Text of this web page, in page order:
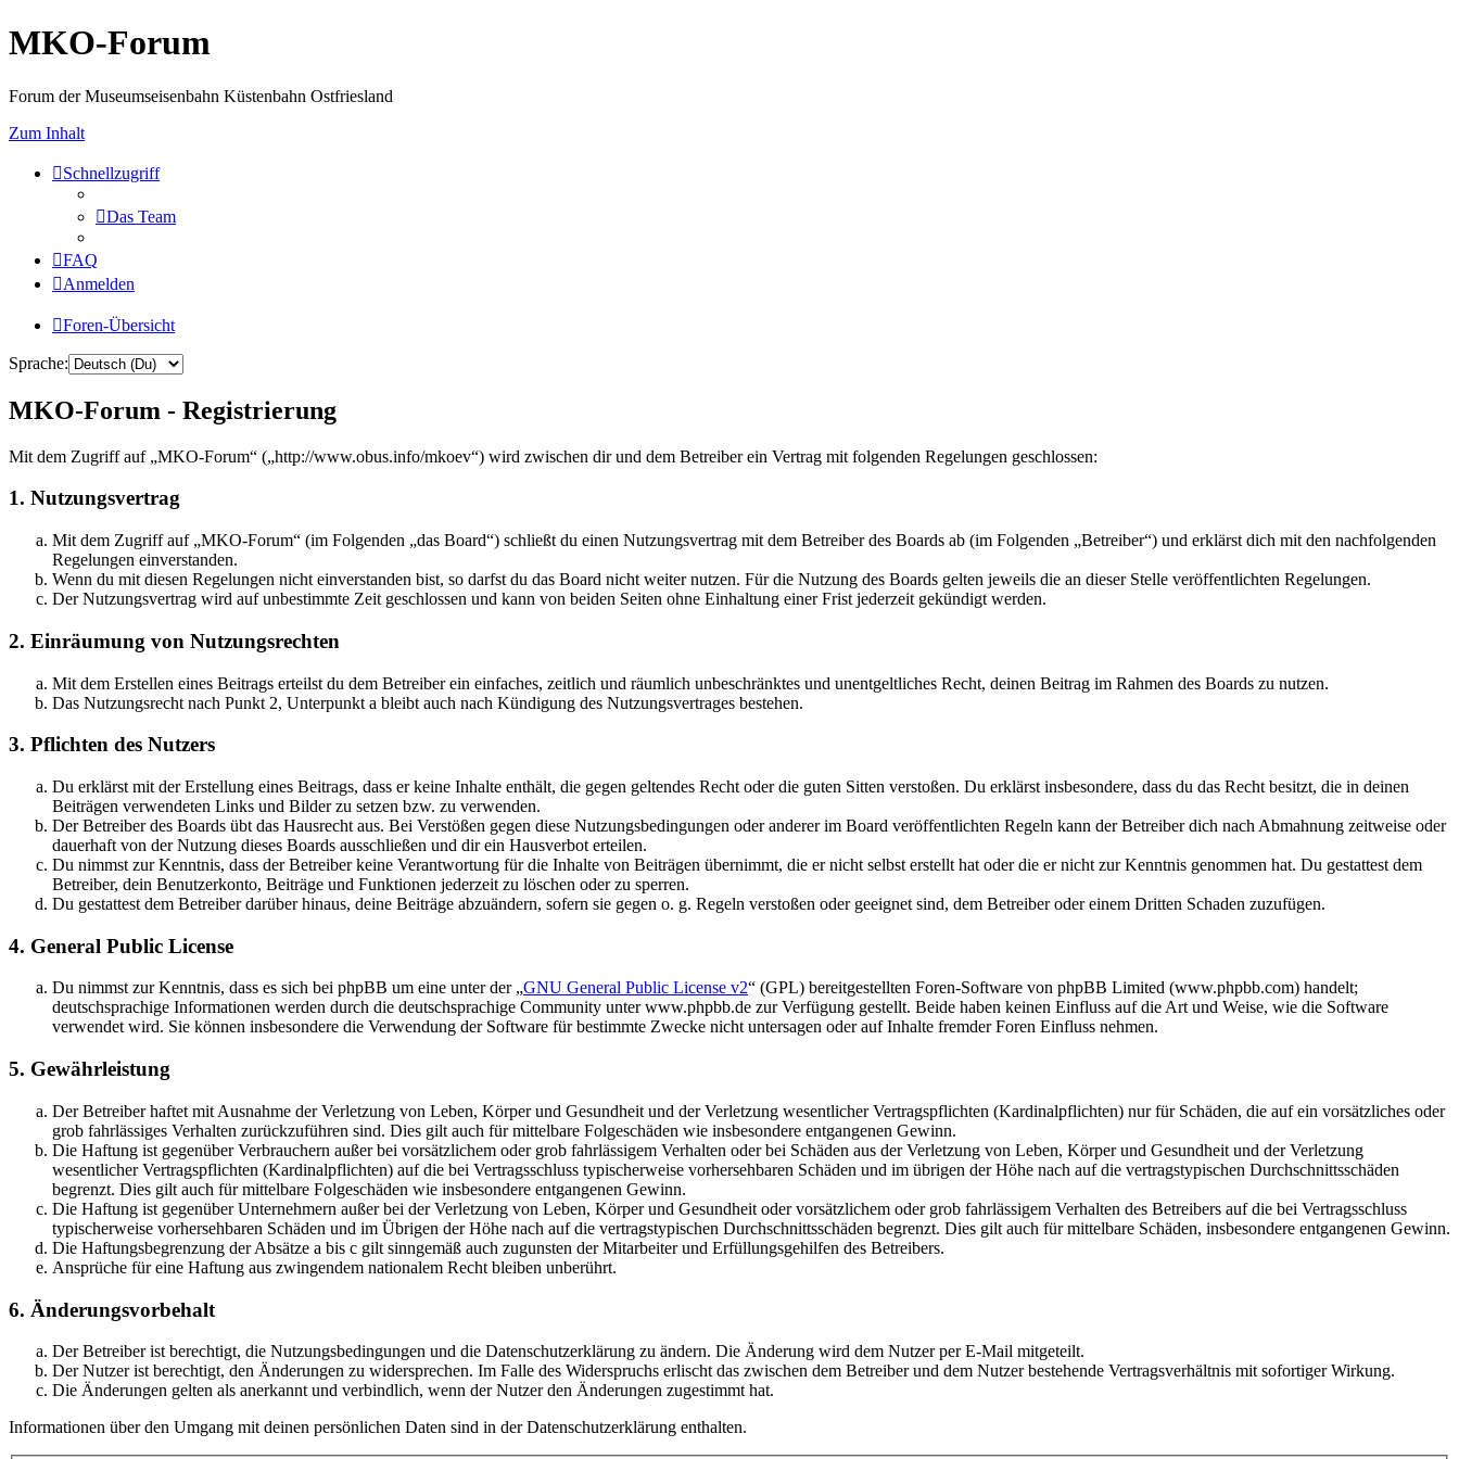
MKO-Forum
Forum der Museumseisenbahn Küstenbahn Ostfriesland
Zum Inhalt
Schnellzugriff
Das Team
FAQ
Anmelden
Foren-Übersicht
Sprache:
MKO-Forum - Registrierung
Mit dem Zugriff auf „MKO-Forum“ („http://www.obus.info/mkoev“) wird zwischen dir und dem Betreiber ein Vertrag mit folgenden Regelungen geschlossen:
1. Nutzungsvertrag
Mit dem Zugriff auf „MKO-Forum“ (im Folgenden „das Board“) schließt du einen Nutzungsvertrag mit dem Betreiber des Boards ab (im Folgenden „Betreiber“) und erklärst dich mit den nachfolgenden
Regelungen einverstanden.
Wenn du mit diesen Regelungen nicht einverstanden bist, so darfst du das Board nicht weiter nutzen. Für die Nutzung des Boards gelten jeweils die an dieser Stelle veröffentlichten Regelungen.
Der Nutzungsvertrag wird auf unbestimmte Zeit geschlossen und kann von beiden Seiten ohne Einhaltung einer Frist jederzeit gekündigt werden.
2. Einräumung von Nutzungsrechten
Mit dem Erstellen eines Beitrags erteilst du dem Betreiber ein einfaches, zeitlich und räumlich unbeschränktes und unentgeltliches Recht, deinen Beitrag im Rahmen des Boards zu nutzen.
Das Nutzungsrecht nach Punkt 2, Unterpunkt a bleibt auch nach Kündigung des Nutzungsvertrages bestehen.
3. Pflichten des Nutzers
Du erklärst mit der Erstellung eines Beitrags, dass er keine Inhalte enthält, die gegen geltendes Recht oder die guten Sitten verstoßen. Du erklärst insbesondere, dass du das Recht besitzt, die in deinen
Beiträgen verwendeten Links und Bilder zu setzen bzw. zu verwenden.
Der Betreiber des Boards übt das Hausrecht aus. Bei Verstößen gegen diese Nutzungsbedingungen oder anderer im Board veröffentlichten Regeln kann der Betreiber dich nach Abmahnung zeitweise oder
dauerhaft von der Nutzung dieses Boards ausschließen und dir ein Hausverbot erteilen.
Du nimmst zur Kenntnis, dass der Betreiber keine Verantwortung für die Inhalte von Beiträgen übernimmt, die er nicht selbst erstellt hat oder die er nicht zur Kenntnis genommen hat. Du gestattest dem
Betreiber, dein Benutzerkonto, Beiträge und Funktionen jederzeit zu löschen oder zu sperren.
Du gestattest dem Betreiber darüber hinaus, deine Beiträge abzuändern, sofern sie gegen o. g. Regeln verstoßen oder geeignet sind, dem Betreiber oder einem Dritten Schaden zuzufügen.
4. General Public License
Du nimmst zur Kenntnis, dass es sich bei phpBB um eine unter der „GNU General Public License v2“ (GPL) bereitgestellten Foren-Software von phpBB Limited (www.phpbb.com) handelt;
deutschsprachige Informationen werden durch die deutschsprachige Community unter www.phpbb.de zur Verfügung gestellt. Beide haben keinen Einfluss auf die Art und Weise, wie die Software
verwendet wird. Sie können insbesondere die Verwendung der Software für bestimmte Zwecke nicht untersagen oder auf Inhalte fremder Foren Einfluss nehmen.
5. Gewährleistung
Der Betreiber haftet mit Ausnahme der Verletzung von Leben, Körper und Gesundheit und der Verletzung wesentlicher Vertragspflichten (Kardinalpflichten) nur für Schäden, die auf ein vorsätzliches oder
grob fahrlässiges Verhalten zurückzuführen sind. Dies gilt auch für mittelbare Folgeschäden wie insbesondere entgangenen Gewinn.
Die Haftung ist gegenüber Verbrauchern außer bei vorsätzlichem oder grob fahrlässigem Verhalten oder bei Schäden aus der Verletzung von Leben, Körper und Gesundheit und der Verletzung
wesentlicher Vertragspflichten (Kardinalpflichten) auf die bei Vertragsschluss typischerweise vorhersehbaren Schäden und im übrigen der Höhe nach auf die vertragstypischen Durchschnittsschäden
begrenzt. Dies gilt auch für mittelbare Folgeschäden wie insbesondere entgangenen Gewinn.
Die Haftung ist gegenüber Unternehmern außer bei der Verletzung von Leben, Körper und Gesundheit oder vorsätzlichem oder grob fahrlässigem Verhalten des Betreibers auf die bei Vertragsschluss
typischerweise vorhersehbaren Schäden und im Übrigen der Höhe nach auf die vertragstypischen Durchschnittsschäden begrenzt. Dies gilt auch für mittelbare Schäden, insbesondere entgangenen Gewinn.
Die Haftungsbegrenzung der Absätze a bis c gilt sinngemäß auch zugunsten der Mitarbeiter und Erfüllungsgehilfen des Betreibers.
Ansprüche für eine Haftung aus zwingendem nationalem Recht bleiben unberührt.
6. Änderungsvorbehalt
Der Betreiber ist berechtigt, die Nutzungsbedingungen und die Datenschutzerklärung zu ändern. Die Änderung wird dem Nutzer per E-Mail mitgeteilt.
Der Nutzer ist berechtigt, den Änderungen zu widersprechen. Im Falle des Widerspruchs erlischt das zwischen dem Betreiber und dem Nutzer bestehende Vertragsverhältnis mit sofortiger Wirkung.
Die Änderungen gelten als anerkannt und verbindlich, wenn der Nutzer den Änderungen zugestimmt hat.
Informationen über den Umgang mit deinen persönlichen Daten sind in der Datenschutzerklärung enthalten.